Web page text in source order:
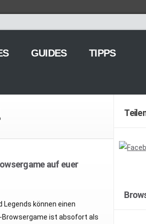
GUIDES TIPPS
auf dem roten
auf euer
Legends können einen
Browsergame ist absofort als